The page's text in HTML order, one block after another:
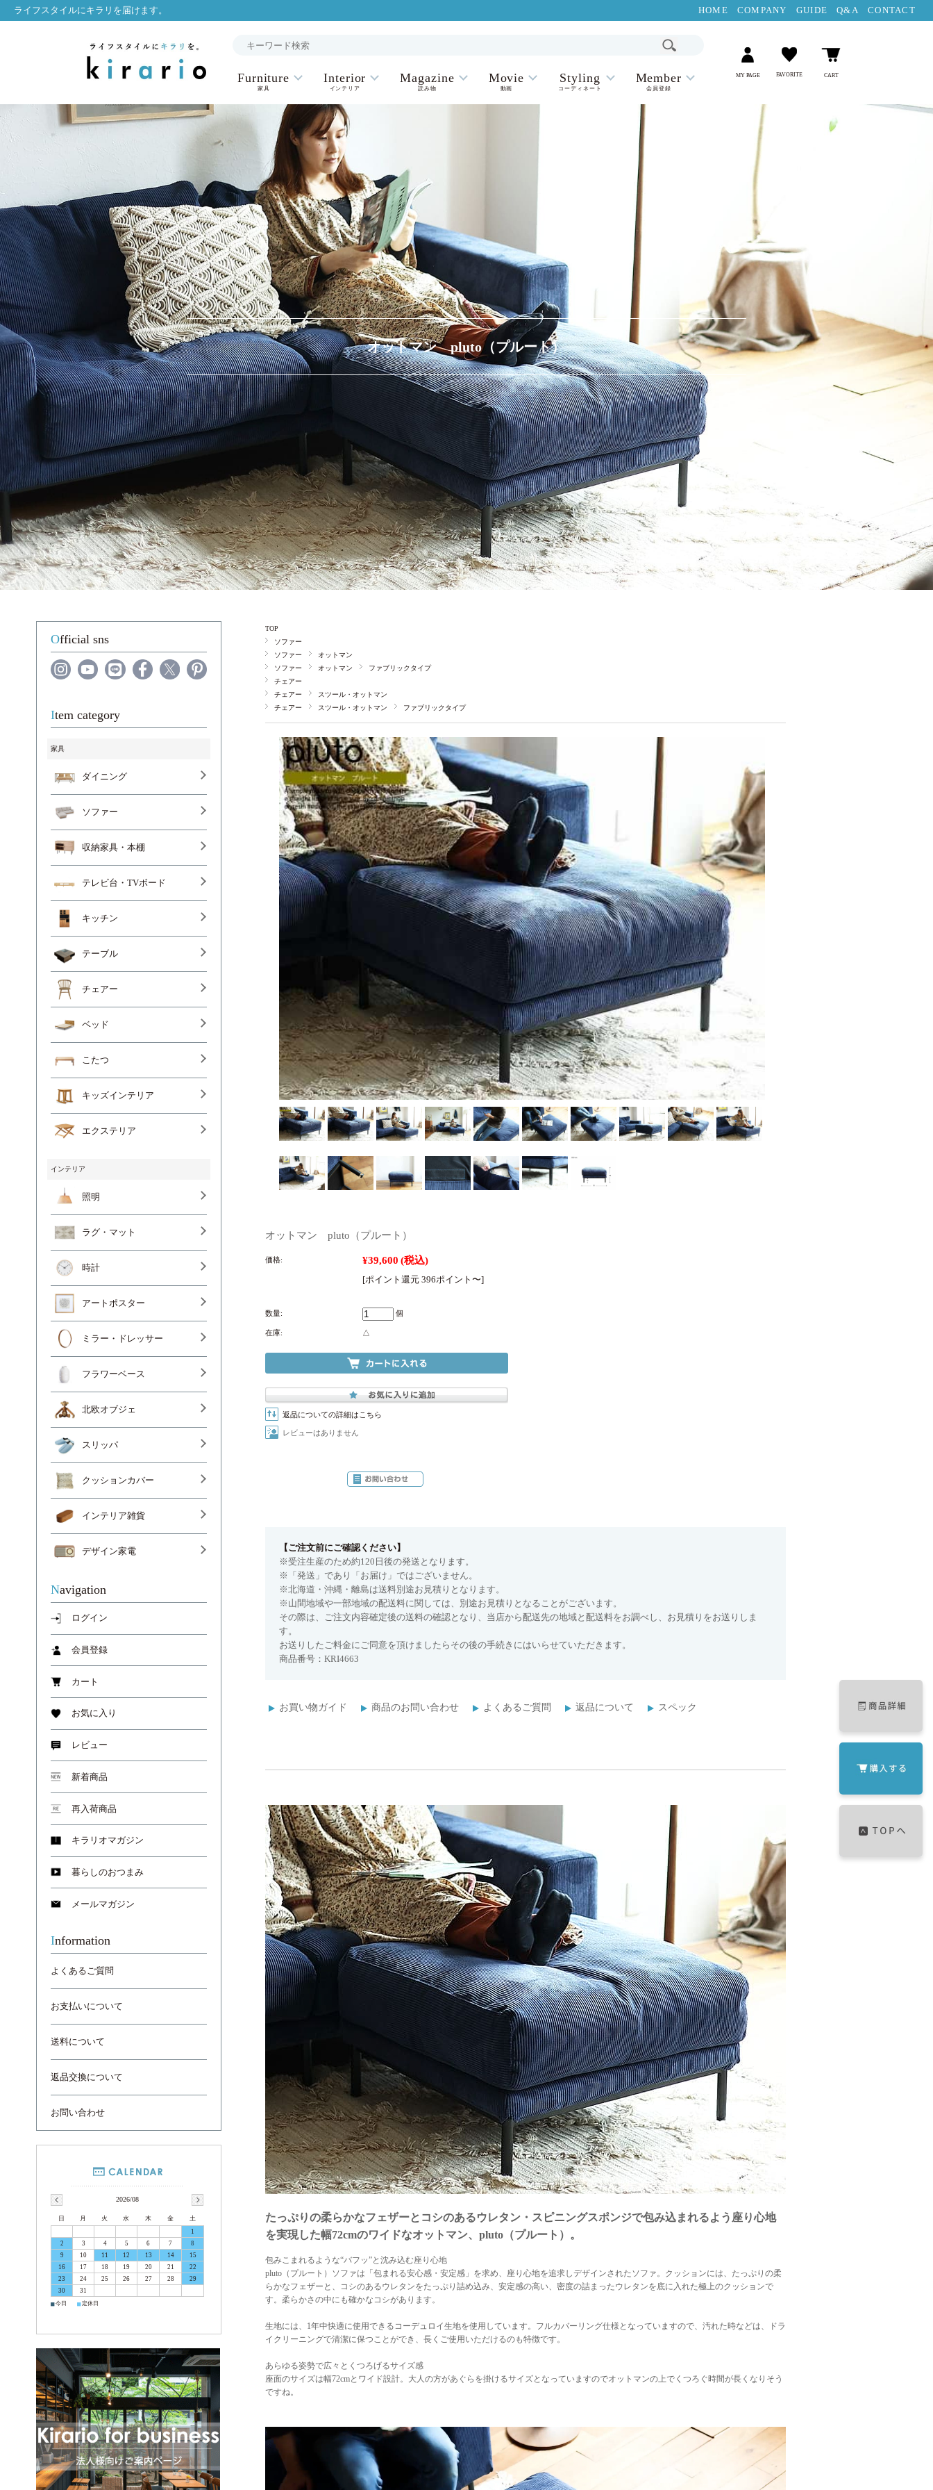
ライフスタイルにキラリを届けます。 HOME COMPANY GUIDE Q&A CONTACT
Furniture
家具
Interior
インテリア
Magazine
読み物
Movie
動画
Styling
コーディネート
Member
会員登録
MY PAGE FAVORITE CART
TOP
ソファー
ソファー
オットマン
ソファー
オットマン
ファブリックタイプ
チェアー
チェアー
スツール・オットマン
チェアー
スツール・オットマン ファブリックタイプ
オットマン pluto（プルート）
価格: ¥39,600 (税込)
[ポイント還元 396ポイント〜]
数量: 個
在庫: △
返品についての詳細はこちら
レビューはありません
【ご注文前にご確認ください】
※受注生産のため約120日後の発送となります。
※「発送」であり「お届け」ではございません。
※北海道・沖縄・離島は送料別途お見積りとなります。
※山間地域や一部地域の配送料に関しては、別途お見積りとなることがございます。
その際は、ご注文内容確定後の送料の確認となり、当店から配送先の地域と配送料をお調べし、お見積りをお送りしま
す。
お送りしたご料金にご同意を頂けましたらその後の手続きにはいらせていただきます。
商品番号：KRI4663
お買い物ガイド 商品のお問い合わせ よくあるご質問 返品について スペック
たっぷりの柔らかなフェザーとコシのあるウレタン・スピニングスポンジで包み込まれるよう座り心地
を実現した幅72cmのワイドなオットマン、pluto（プルート）。
包みこまれるような“バフッ”と沈み込む座り心地
pluto（プルート）ソファは「包まれる安心感・安定感」を求め、座り心地を追求しデザインされたソファ。クッションには、たっぷりの柔
らかなフェザーと、コシのあるウレタンをたっぷり詰め込み、安定感の高い、密度の詰まったウレタンを底に入れた極上のクッションで
す。柔らかさの中にも確かなコシがあります。
生地には、1年中快適に使用できるコーデュロイ生地を使用しています。フルカバーリング仕様となっていますので、汚れた時などは、ドラ
イクリーニングで清潔に保つことができ、長くご使用いただけるのも特徴です。
あらゆる姿勢で広々とくつろげるサイズ感
座面のサイズは幅72cmとワイド設計。大人の方があぐらを掛けるサイズとなっていますのでオットマンの上でくつろぐ時間が長くなりそう
ですね。
Official sns
Item category
家具
ダイニング
ソファー
収納家具・本棚
テレビ台・TVボード
キッチン
テーブル
チェアー
ベッド
こたつ
キッズインテリア
エクステリア
インテリア
照明
ラグ・マット
時計
アートポスター
ミラー・ドレッサー
フラワーベース
北欧オブジェ
スリッパ
クッションカバー
インテリア雑貨
デザイン家電
Navigation
ログイン
会員登録
カート
お気に入り
レビュー
新着商品
再入荷商品
キラリオマガジン
暮らしのおつまみ
メールマガジン
Information
よくあるご質問
お支払いについて
送料について
返品交換について
お問い合わせ
2026/08
日 月 火 水 木 金
土
1
2
3 4 5 6 7
8
9
10 11 12 13 14
15
16
17 18 19 20 21
22
23
24 25 26 27 28
29
30
31
■ 今日 ■ 定休日